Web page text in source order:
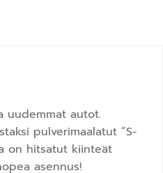
uudemmat autot.
pulverimaalatut ”S-
on hitsatut kiinteät
asennus!